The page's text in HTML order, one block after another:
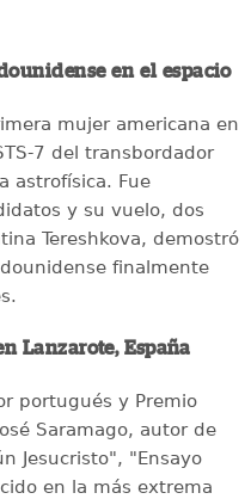
en el espacio
mujer americana en
7 del transbordador
astrofísica. Fue
y su vuelo, dos
Tereshkova, demostró
finalmente
Lanzarote, España
portugués y Premio
Saramago, autor de
Jesucristo", "Ensayo
en la más extrema